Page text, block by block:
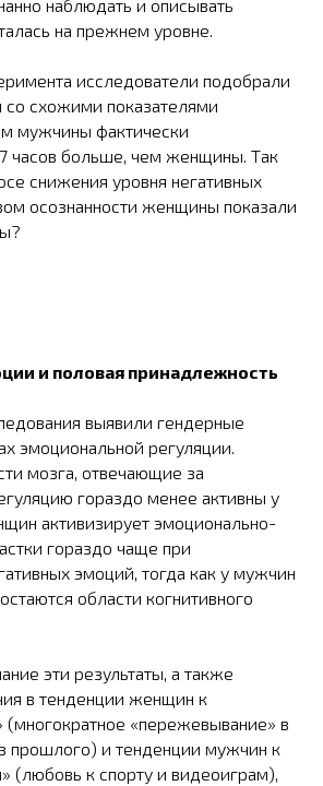
наблюдать и описывать
на прежнем уровне.
исследователи подобрали
схожими показателями
мужчины фактически
часов больше, чем женщины. Так
снижения уровня негативных
осознанности женщины показали
и половая принадлежность
выявили гендерные
эмоциональной регуляции.
мозга, отвечающие за
гораздо менее активны у
активизирует эмоционально-
гораздо чаще при
эмоций, тогда как у мужчин
области когнитивного
эти результаты, а также
в тенденции женщин к
(многократное «пережевывание» в
прошлого) и тенденции мужчин к
(любовь к спорту и видеоиграм),